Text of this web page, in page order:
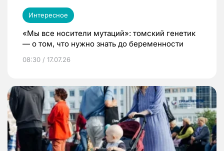
Интересное
«Мы все носители мутаций»: томский генетик
— о том, что нужно знать до беременности
08:30 / 17.07.26